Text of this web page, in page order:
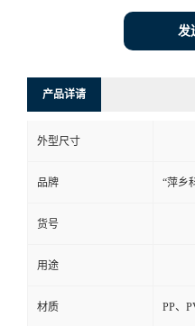
联
式
在
线
发
产品详请
外型尺寸
品牌 “萍乡
货号
用途
材质 PP、